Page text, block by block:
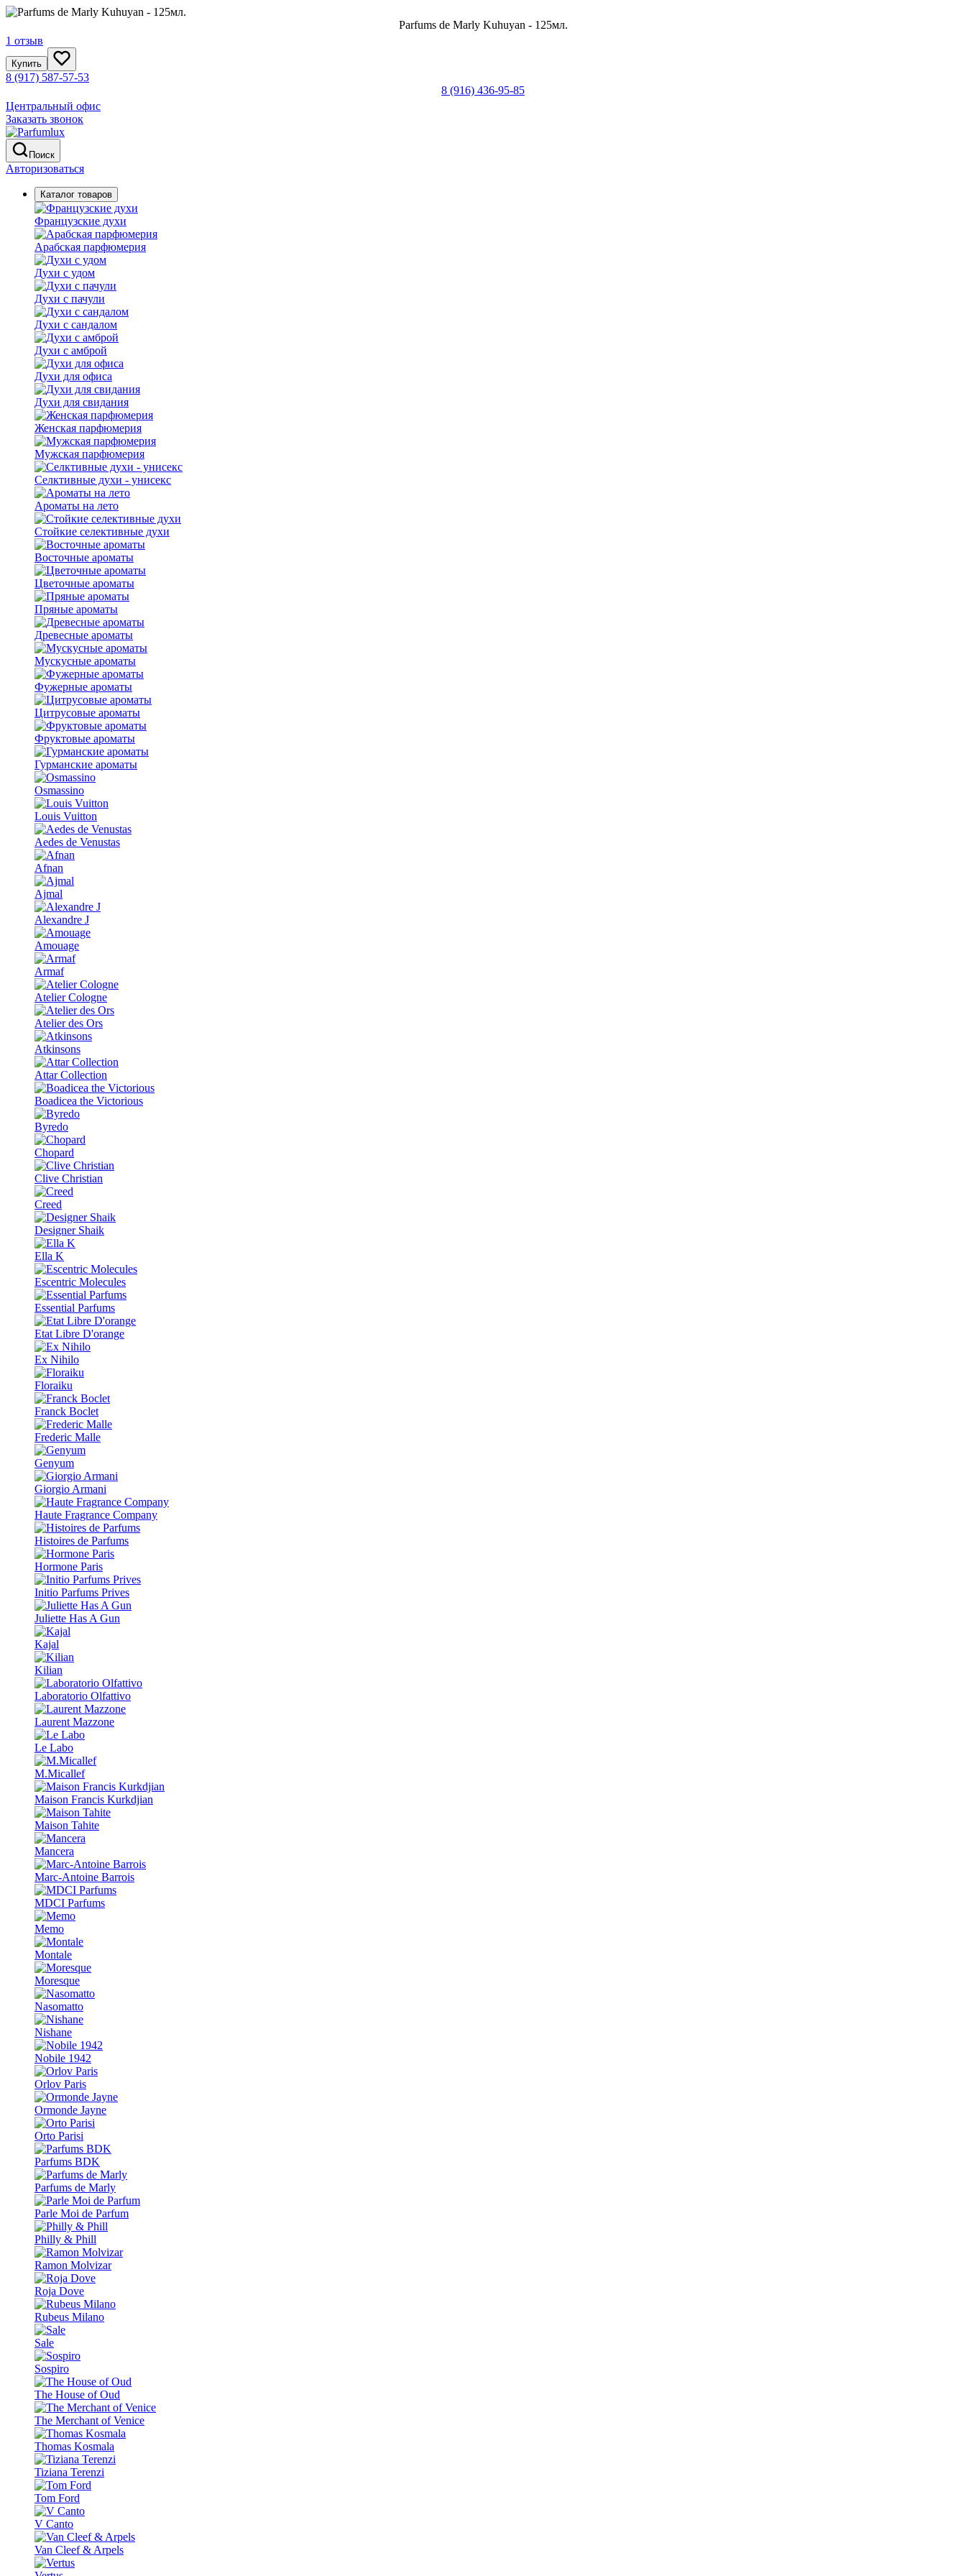
Parfums de Marly Kuhuyan - 125мл.
1 отзыв
Купить
8 (917) 587-57-53
8 (916) 436-95-85
Центральный офис
Заказать звонок
Поиск
Авторизоваться
Каталог товаров
Французские духи
Арабская парфюмерия
Духи с удом
Духи с пачули
Духи с сандалом
Духи с амброй
Духи для офиса
Духи для свидания
Женская парфюмерия
Мужская парфюмерия
Селктивные духи - унисекс
Ароматы на лето
Стойкие селективные духи
Восточные ароматы
Цветочные ароматы
Пряные ароматы
Древесные ароматы
Мускусные ароматы
Фужерные ароматы
Цитрусовые ароматы
Фруктовые ароматы
Гурманские ароматы
Osmassino
Louis Vuitton
Aedes de Venustas
Afnan
Ajmal
Alexandre J
Amouage
Armaf
Atelier Cologne
Atelier des Ors
Atkinsons
Attar Collection
Boadicea the Victorious
Byredo
Chopard
Clive Christian
Creed
Designer Shaik
Ella K
Escentric Molecules
Essential Parfums
Etat Libre D'orange
Ex Nihilo
Floraiku
Franck Boclet
Frederic Malle
Genyum
Giorgio Armani
Haute Fragrance Company
Histoires de Parfums
Hormone Paris
Initio Parfums Prives
Juliette Has A Gun
Kajal
Kilian
Laboratorio Olfattivo
Laurent Mazzone
Le Labo
M.Micallef
Maison Francis Kurkdjian
Maison Tahite
Mancera
Marc-Antoine Barrois
MDCI Parfums
Memo
Montale
Moresque
Nasomatto
Nishane
Nobile 1942
Orlov Paris
Ormonde Jayne
Orto Parisi
Parfums BDK
Parfums de Marly
Parle Moi de Parfum
Philly & Phill
Ramon Molvizar
Roja Dove
Rubeus Milano
Sale
Sospiro
The House of Oud
The Merchant of Venice
Thomas Kosmala
Tiziana Terenzi
Tom Ford
V Canto
Van Cleef & Arpels